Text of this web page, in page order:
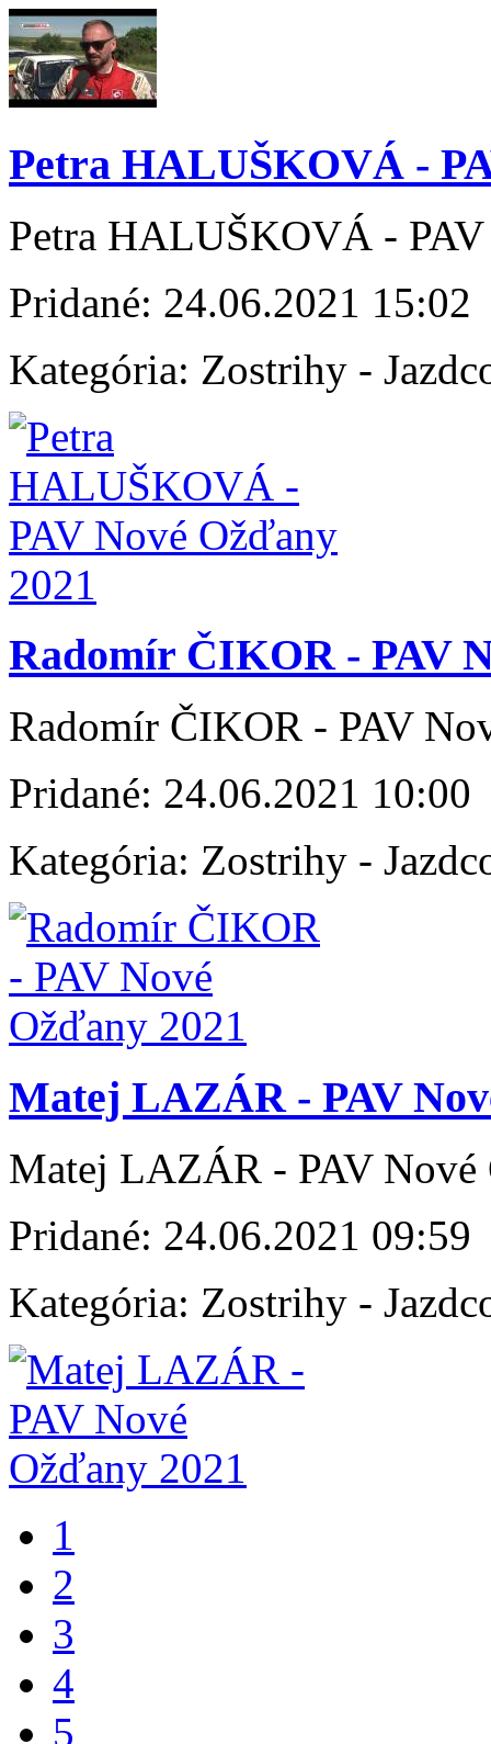
Petra HALUŠKOVÁ -
Petra HALUŠKOVÁ -
Pridané: 24.06.2021 15:02
Kategória: Zostrihy -
Radomír ČIKOR - PAV
Radomír ČIKOR - PAV
Pridané: 24.06.2021 10:00
Kategória: Zostrihy -
Matej LAZÁR - PAV
Matej LAZÁR - PAV Nové
Pridané: 24.06.2021 09:59
Kategória: Zostrihy -
1
2
3
4
5